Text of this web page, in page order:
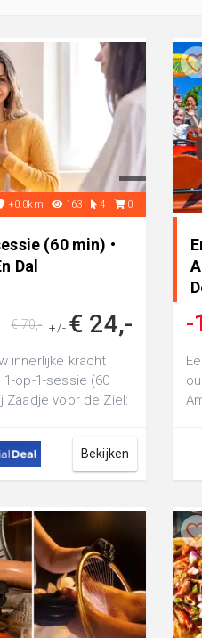
+0.0km 163 4 0
(60 min) •
Dal
+/- € 24,-
€ 70,-
innerlijke kracht
op-1-sessie (60
Zaadje voor de Ziel:
Bekijken
-